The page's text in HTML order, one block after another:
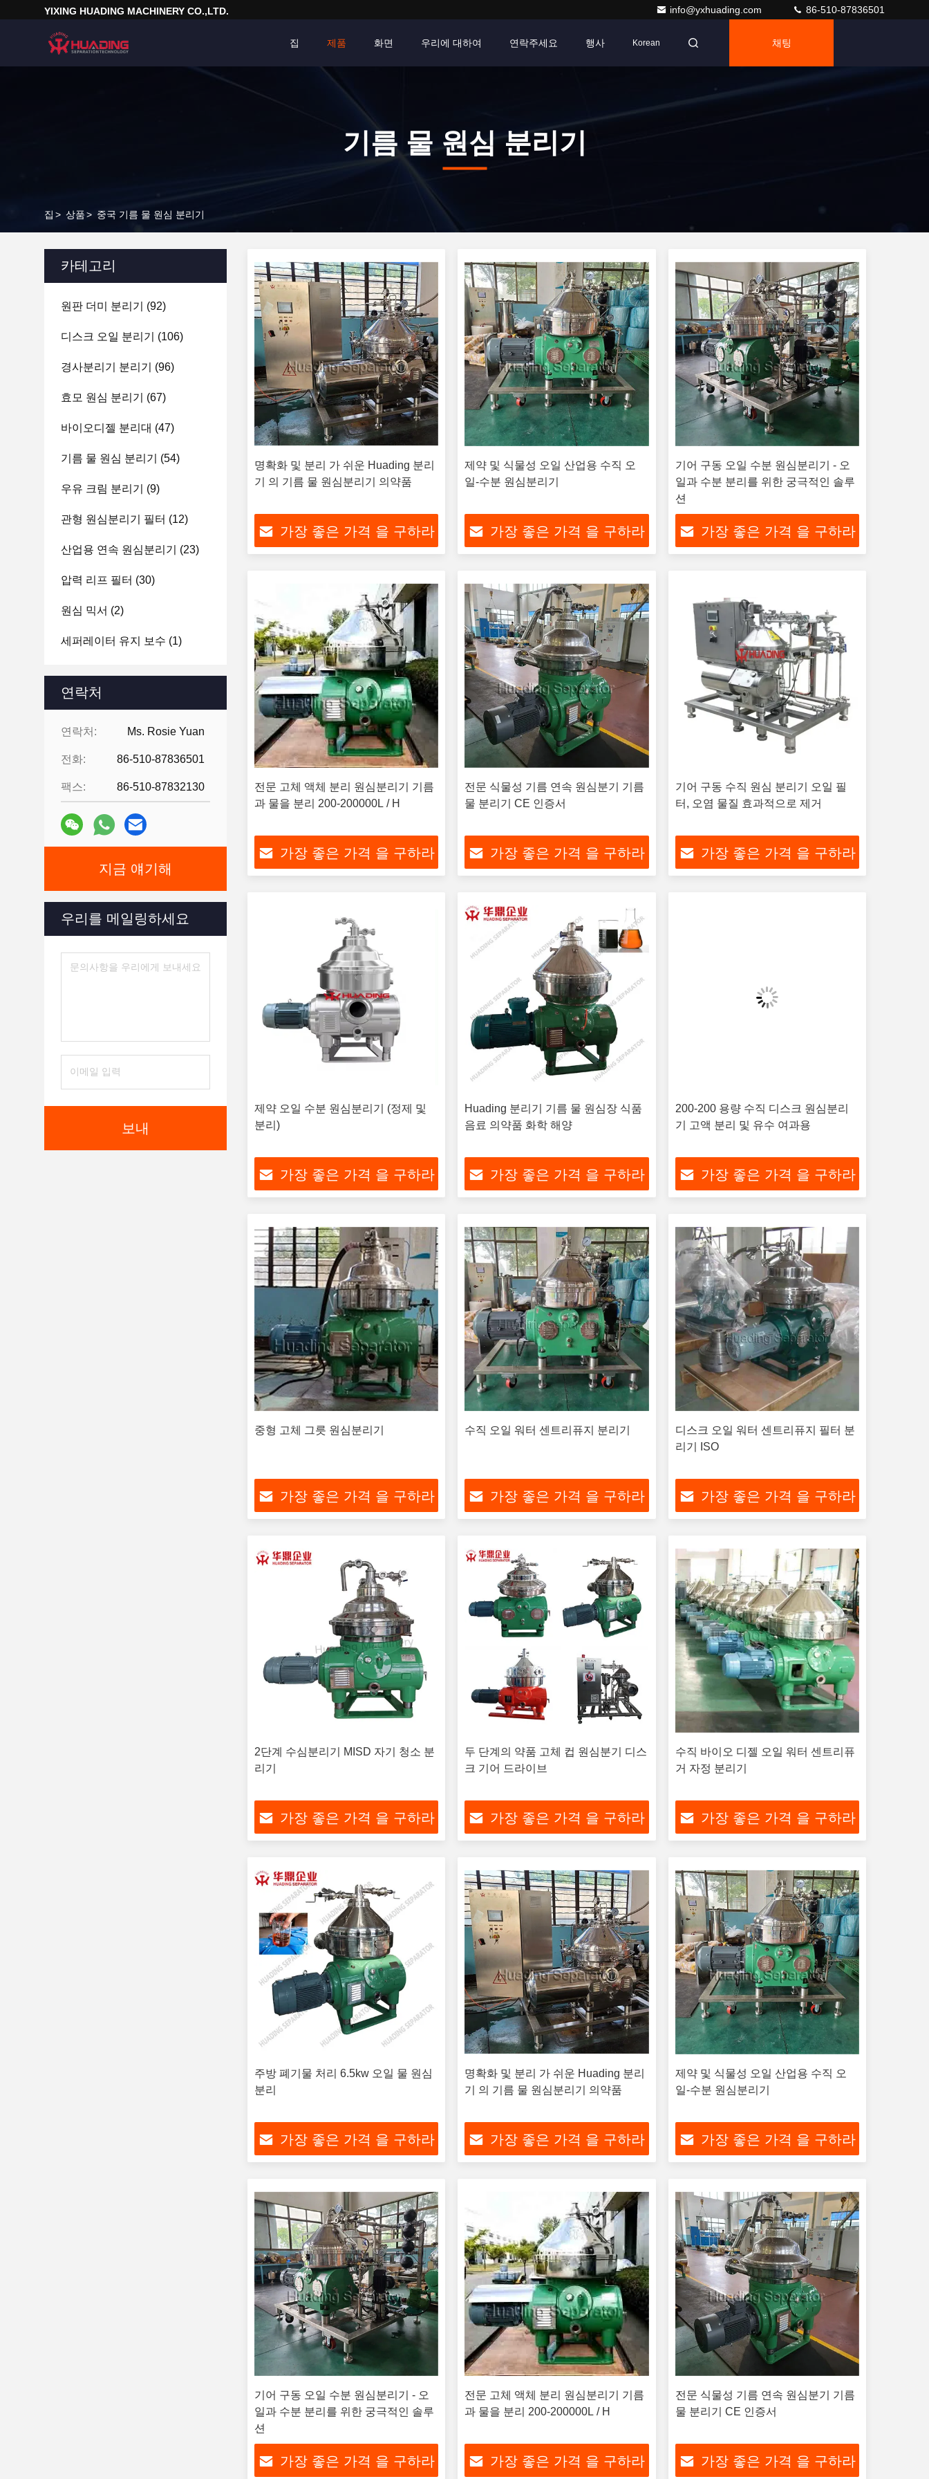
YIXING HUADING MACHINERY CO.,LTD. info@yxhuading.com 86-510-87836501
집 제품 화면 우리에 대하여 연락주세요 행사 Korean 채팅
기름 물 원심 분리기
집 > 상품> 중국 기름 물 원심 분리기
카테고리
원판 더미 분리기 (92)
디스크 오일 분리기 (106)
경사분리기 분리기 (96)
효모 원심 분리기 (67)
바이오디젤 분리대 (47)
기름 물 원심 분리기 (54)
우유 크림 분리기 (9)
관형 원심분리기 필터 (12)
산업용 연속 원심분리기 (23)
압력 리프 필터 (30)
원심 믹서 (2)
세퍼레이터 유지 보수 (1)
연락처
연락처: Ms. Rosie Yuan
전화: 86-510-87836501
팩스: 86-510-87832130
지금 얘기해
우리를 메일링하세요
보내
명확화 및 분리 가 쉬운 Huading 분리
기 의 기름 물 원심분리기 의약품
가장 좋은 가격 을 구하라
제약 및 식물성 오일 산업용 수직 오
일-수분 원심분리기
가장 좋은 가격 을 구하라
기어 구동 오일 수분 원심분리기 - 오
일과 수분 분리를 위한 궁극적인 솔루
션
가장 좋은 가격 을 구하라
전문 고체 액체 분리 원심분리기 기름
과 물을 분리 200-200000L / H
가장 좋은 가격 을 구하라
전문 식물성 기름 연속 원심분기 기름
물 분리기 CE 인증서
가장 좋은 가격 을 구하라
기어 구동 수직 원심 분리기 오일 필
터, 오염 물질 효과적으로 제거
가장 좋은 가격 을 구하라
제약 오일 수분 원심분리기 (정제 및
분리)
가장 좋은 가격 을 구하라
Huading 분리기 기름 물 원심장 식품
음료 의약품 화학 해양
가장 좋은 가격 을 구하라
200-200 용량 수직 디스크 원심분리
기 고액 분리 및 유수 여과용
가장 좋은 가격 을 구하라
중형 고체 그릇 원심분리기
가장 좋은 가격 을 구하라
수직 오일 워터 센트리퓨지 분리기
가장 좋은 가격 을 구하라
디스크 오일 워터 센트리퓨지 필터 분
리기 ISO
가장 좋은 가격 을 구하라
2단계 수심분리기 MISD 자기 청소 분
리기
가장 좋은 가격 을 구하라
두 단계의 약품 고체 컵 원심분기 디스
크 기어 드라이브
가장 좋은 가격 을 구하라
수직 바이오 디젤 오일 워터 센트리퓨
거 자정 분리기
가장 좋은 가격 을 구하라
주방 폐기물 처리 6.5kw 오일 물 원심
분리
가장 좋은 가격 을 구하라
명확화 및 분리 가 쉬운 Huading 분리
기 의 기름 물 원심분리기 의약품
가장 좋은 가격 을 구하라
제약 및 식물성 오일 산업용 수직 오
일-수분 원심분리기
가장 좋은 가격 을 구하라
기어 구동 오일 수분 원심분리기 - 오
일과 수분 분리를 위한 궁극적인 솔루
션
가장 좋은 가격 을 구하라
전문 고체 액체 분리 원심분리기 기름
과 물을 분리 200-200000L / H
가장 좋은 가격 을 구하라
전문 식물성 기름 연속 원심분기 기름
물 분리기 CE 인증서
가장 좋은 가격 을 구하라